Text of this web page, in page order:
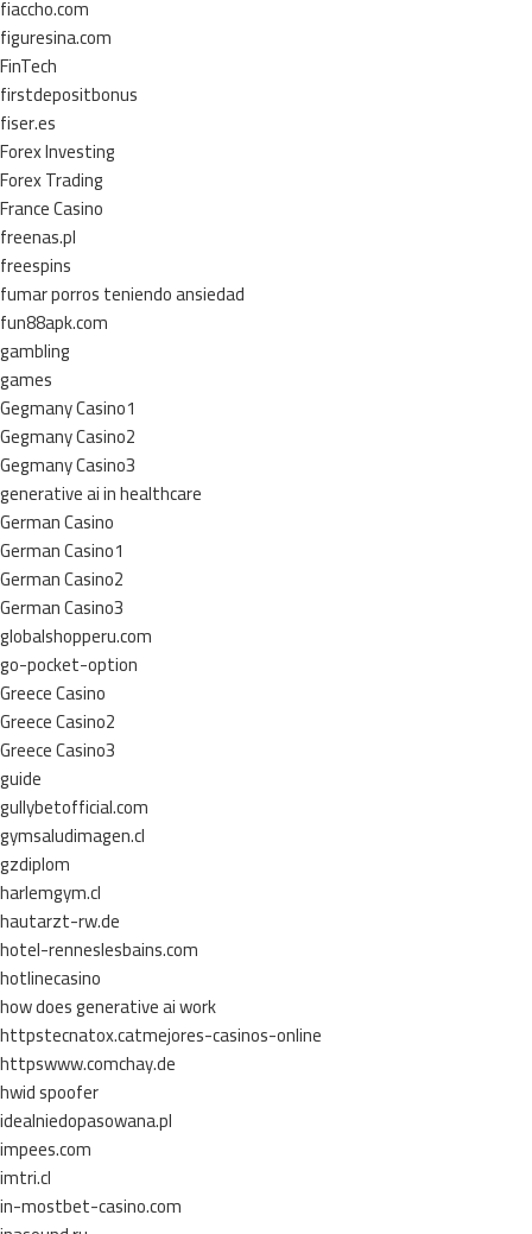
fiaccho.com
figuresina.com
FinTech
firstdepositbonus
fiser.es
Forex Investing
Forex Trading
France Casino
freenas.pl
freespins
fumar porros teniendo ansiedad
fun88apk.com
gambling
games
Gegmany Casino1
Gegmany Casino2
Gegmany Casino3
generative ai in healthcare
German Casino
German Casino1
German Casino2
German Casino3
globalshopperu.com
go-pocket-option
Greece Casino
Greece Casino2
Greece Casino3
guide
gullybetofficial.com
gymsaludimagen.cl
gzdiplom
harlemgym.cl
hautarzt-rw.de
hotel-renneslesbains.com
hotlinecasino
how does generative ai work
httpstecnatox.catmejores-casinos-online
httpswww.comchay.de
hwid spoofer
idealniedopasowana.pl
impees.com
imtri.cl
in-mostbet-casino.com